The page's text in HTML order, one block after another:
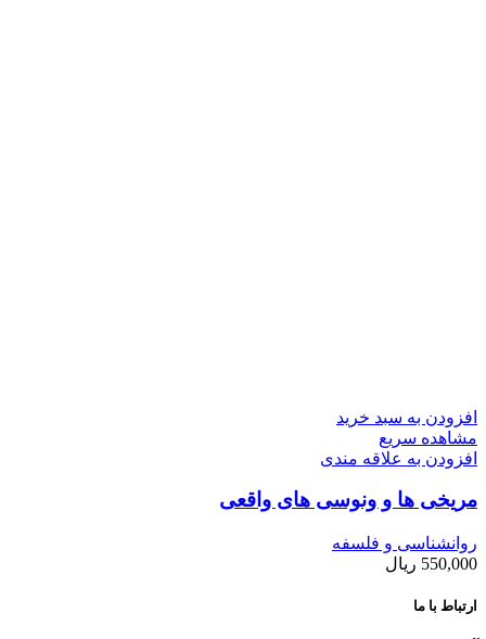
افزودن به سبد خرید
مشاهده سریع
افزودن به علاقه مندی
مریخی ها و ونوسی های واقعی
روانشناسی و فلسفه
550,000 ریال
ارتباط با ما